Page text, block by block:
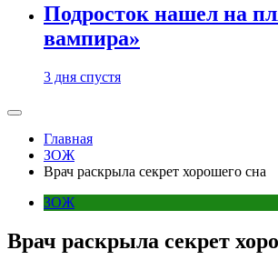
Подросток нашел на
вампира»
3 дня спустя
Главная
ЗОЖ
Врач раскрыла секрет хорошего сна
ЗОЖ
Врач раскрыла секрет